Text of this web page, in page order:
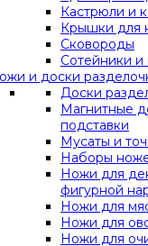
Кастрюли и
Крышки для
Сковороды
Сотейники
и доски
Доски
Магнитные
подставки
Мусаты и
Наборы
Ножи для
фигурной
Ножи для
Ножи для
Ножи для